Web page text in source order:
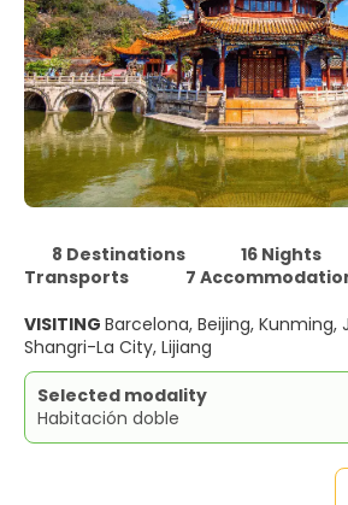
8 Destinations 16 Nights
Transports
7
VISITING Barcelona, Beijing, Kunming,
Shangri-La City, Lijiang
Selected modality
Habitación doble